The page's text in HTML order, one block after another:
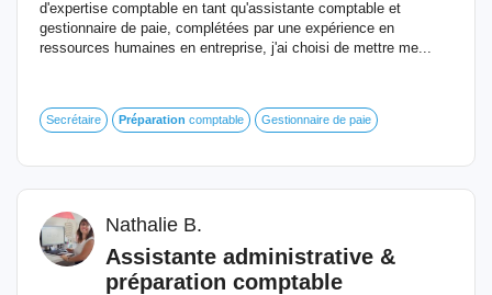
d'expertise comptable en tant qu'assistante comptable et
gestionnaire de paie, complétées par une expérience en
ressources humaines en entreprise, j'ai choisi de mettre me...
Secrétaire Préparation comptable Gestionnaire de paie
Nathalie B.
Assistante administrative &
préparation comptable